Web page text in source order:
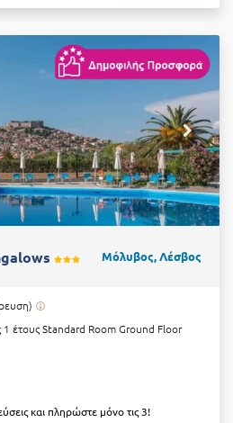
Μόλυβος, Λέσβος
1 έτουςStandard Room Ground Floor
και πληρώστε μόνο τις 3!